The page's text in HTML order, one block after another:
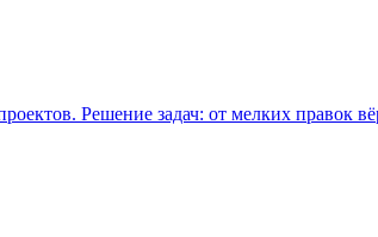
Решение задач: от мелких правок